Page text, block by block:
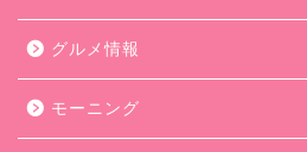
グルメ情報
モーニング